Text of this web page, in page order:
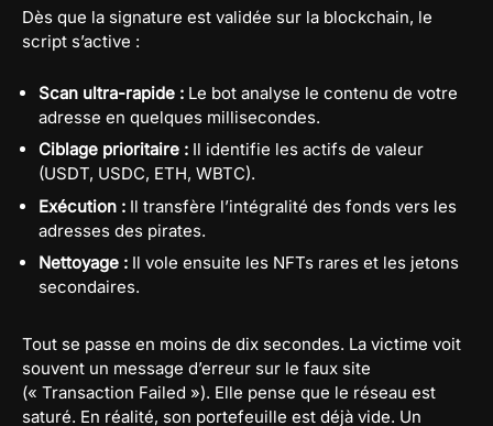
Dès que la signature est validée sur la blockchain, le
script s’active :
Scan ultra-rapide : Le bot analyse le contenu de votre
adresse en quelques millisecondes.
Ciblage prioritaire : Il identifie les actifs de valeur
(USDT, USDC, ETH, WBTC).
Exécution : Il transfère l’intégralité des fonds vers les
adresses des pirates.
Nettoyage : Il vole ensuite les NFTs rares et les jetons
secondaires.
Tout se passe en moins de dix secondes. La victime voit
souvent un message d’erreur sur le faux site
(« Transaction Failed »). Elle pense que le réseau est
saturé. En réalité, son portefeuille est déjà vide. Un